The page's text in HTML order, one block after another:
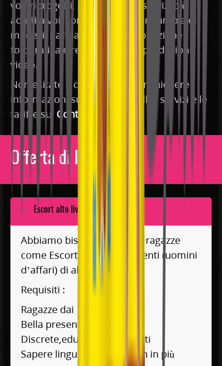
vostriprogetti, noi abbiamo i servizi più
adatti a voi, come il nostro libro ampia di
modelli, l’attuazione della produzione
fotografica e realizzazione di produzioni
video.
Non esitate a contattarci per richiedere
informazioni sui nostri modelli, i servizi e le
tariffe su: Contattaci
Offerta di lavoro
Escort alto livello
Abbiamo bisogno di nuove ragazze
come Escort per i nostri clienti (uomini
d’affari) di alto livello
Requisiti :
Ragazze dai 18 ai 35 anni
Bella presenza
Discrete,educate ed eleganti
Sapere lingue straniere é un in più